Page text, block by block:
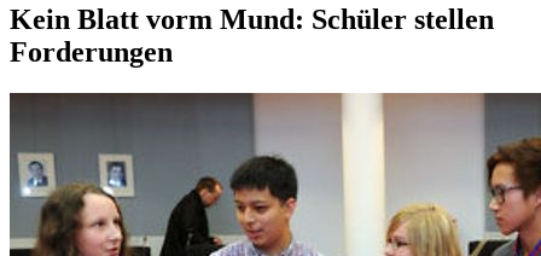
Kein Blatt vorm Mund: Schüler stellen
Forderungen